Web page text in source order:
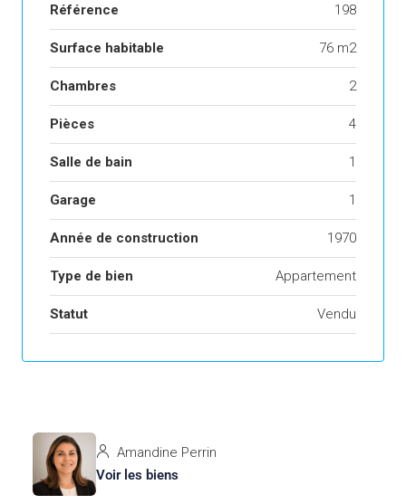
Référence 198
Surface habitable 76 m2
Chambres 2
Pièces 4
Salle de bain 1
Garage 1
Année de construction 1970
Type de bien Appartement
Statut Vendu
Amandine Perrin
Voir les biens